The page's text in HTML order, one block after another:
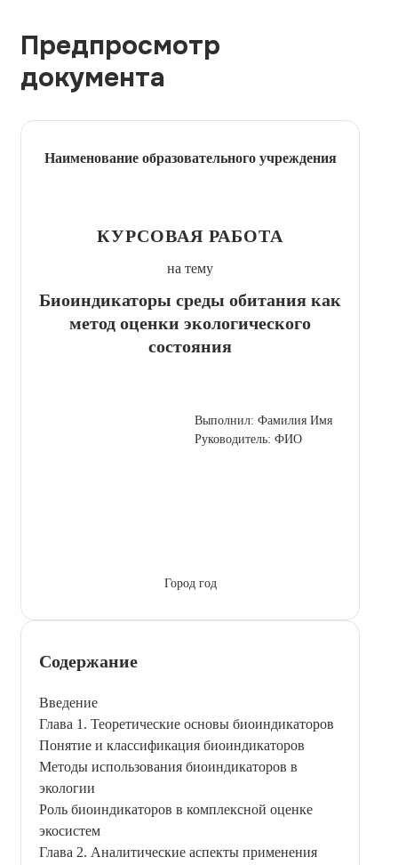
Предпросмотр
документа
Наименование образовательного учреждения
КУРСОВАЯ РАБОТА
на тему
Биоиндикаторы среды обитания как
метод оценки экологического
состояния
Выполнил: Фамилия Имя
Руководитель: ФИО
Город год
Содержание
Введение
Глава 1. Теоретические основы биоиндикаторов
Понятие и классификация биоиндикаторов
Методы использования биоиндикаторов в
экологии
Роль биоиндикаторов в комплексной оценке
экосистем
Глава 2. Аналитические аспекты применения